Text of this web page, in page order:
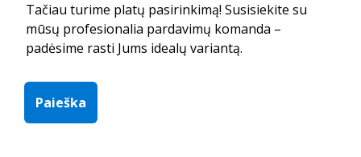
Tačiau turime platų pasirinkimą! Susisiekite su
mūsų profesionalia pardavimų komanda –
padėsime rasti Jums idealų variantą.
Paieška